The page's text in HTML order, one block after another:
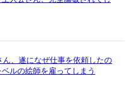
ん、遂になぜ仕事を依頼したの
ルの絵師を雇ってしまう